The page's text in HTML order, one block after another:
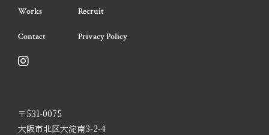
Works Recruit
Contact Privacy Policy
〒531-0075
大阪市北区大淀南3-2-4